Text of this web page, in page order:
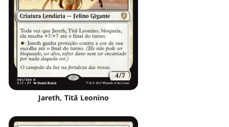
Jareth, Titã Leonino